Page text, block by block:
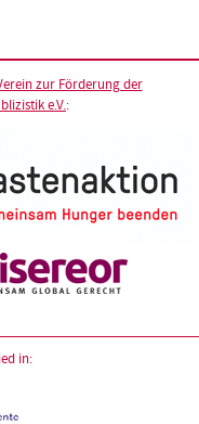
zur Förderung der
e.V.:
in: